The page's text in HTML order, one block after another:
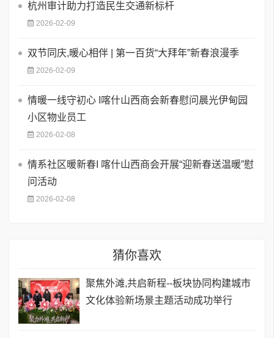
杭州审计助力打造民生交通新标杆
2026-02-09
双节同庆,暖心相伴 | 第一百货“大拜年”新春浪漫季
2026-02-09
情暖一线守初心 I喀什山西商会新春慰问晨光伊甸园
小区物业员工
2026-02-08
情系社区暖新春I 喀什山西商会开展“迎新春送温暖”慰
问活动
2026-02-08
猜你喜欢
聚焦外滩,共启新程--板块协同构建城市
文化体验新场景主题活动成功举行